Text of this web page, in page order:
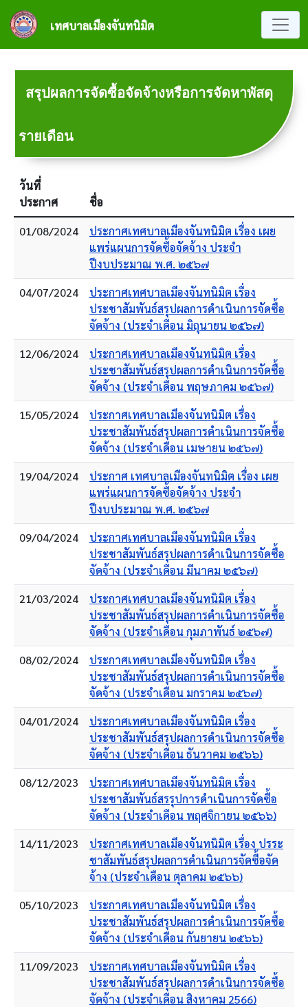
ข้ามไปยังเนื้อหาหลัก
เทศบาลเมืองจันทนิมิต
สรุปผลการจัดซื้อจัดจ้างหรือการจัดหาพัสดุ
รายเดือน
วันที่
ประกาศ
ชื่อ
01/08/2024
ประกาศเทศบาลเมืองจันทนิมิต เรื่อง เผย
แพร่แผนการจัดซื้อจัดจ้าง ประจำ
ปีงบประมาณ พ.ศ. ๒๕๖๗
04/07/2024
ประกาศเทศบาลเมืองจันทนิมิต เรื่อง
ประชาสัมพันธ์สรุปผลการดำเนินการจัดซื้อ
จัดจ้าง (ประจำเดือน มิถุนายน ๒๕๖๗)
12/06/2024
ประกาศเทศบาลเมืองจันทนิมิต เรื่อง
ประชาสัมพันธ์สรุปผลการดำเนินการจัดซื้อ
จัดจ้าง (ประจำเดือน พฤษภาคม ๒๕๖๗)
15/05/2024
ประกาศเทศบาลเมืองจันทนิมิต เรื่อง
ประชาสัมพันธ์สรุปผลการดำเนินการจัดซื้อ
จัดจ้าง (ประจำเดือน เมษายน ๒๕๖๗)
19/04/2024
ประกาศ เทศบาลเมืองจันทนิมิต เรื่อง เผย
แพร่แผนการจัดซื้อจัดจ้าง ประจำ
ปีงบประมาณ พ.ศ. ๒๕๖๗
09/04/2024
ประกาศเทศบาลเมืองจันทนิมิต เรื่อง
ประชาสัมพันธ์สรุปผลการดำเนินการจัดซื้อ
จัดจ้าง (ประจำเดือน มีนาคม ๒๕๖๗)
21/03/2024
ประกาศเทศบาลเมืองจันทนิมิต เรื่อง
ประชาสัมพันธ์สรุปผลการดำเนินการจัดซื้อ
จัดจ้าง (ประจำเดือน กุมภาพันธ์ ๒๕๖๗)
08/02/2024
ประกาศเทศบาลเมืองจันทนิมิต เรื่อง
ประชาสัมพันธ์สรุปผลการดำเนินการจัดซื้อ
จัดจ้าง (ประจำเดือน มกราคม ๒๕๖๗)
04/01/2024
ประกาศเทศบาลเมืองจันทนิมิต เรื่อง
ประชาสัมพันธ์สรุปผลการดำเนินการจัดซื้อ
จัดจ้าง (ประจำเดือน ธันวาคม ๒๕๖๖)
08/12/2023
ประกาศเทศบาลเมืองจันทนิมิต เรื่อง
ประชาสัมพันธ์สรรุปการดำเนินการจัดซื้อ
จัดจ้าง (ประจำเดือน พฤศจิกายน ๒๕๖๖)
14/11/2023
ประกาศเทศบาลเมืองจันทนิมิต เรื่อง ปรระ
ชาสัมพันธ์สรุปผลการดำเนินการจัดซื้อจัด
จ้าง (ประจำเดือน ตุลาคม ๒๕๖๖)
05/10/2023
ประกาศเทศบาลเมืองจันทนิมิต เรื่อง
ประชาสัมพันธ์สรุปผลการดำเนินการจัดซื้อ
จัดจ้าง (ประจำเดือน กันยายน ๒๕๖๖)
11/09/2023
ประกาศเทศบาลเมืองจันทนิมิต เรื่อง
ประชาสัมพันธ์สรุปผลการดำเนินการจัดซื้อ
จัดจ้าง (ประจำเดือน สิงหาคม 2566)